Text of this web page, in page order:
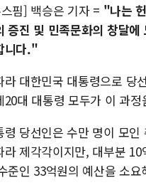
핌] 백승은 기자 = "나는
증진 및 민족문화의 창달
니다."
라 대한민국 대통령으로 당
20대 대통령 모두가 이 과
령 당선인은 수만 명이 모
라 제각각이지만, 대부분
준인 33억원의 예산을 소